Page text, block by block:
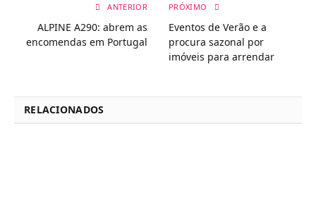
ANTERIOR
ALPINE A290: abrem as
encomendas em Portugal
PRÓXIMO
Eventos de Verão e a
procura sazonal por
imóveis para arrendar
RELACIONADOS